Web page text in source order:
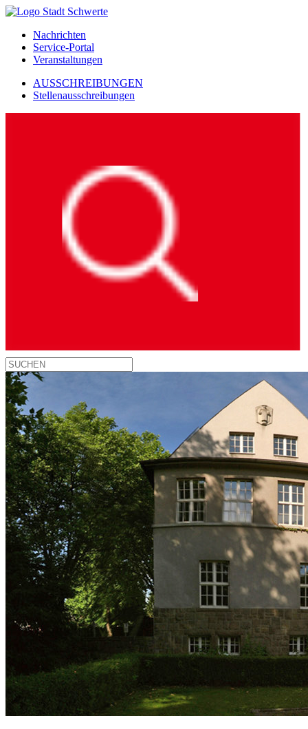
Nachrichten
Service-Portal
Veranstaltungen
AUSSCHREIBUNGEN
Stellenausschreibungen